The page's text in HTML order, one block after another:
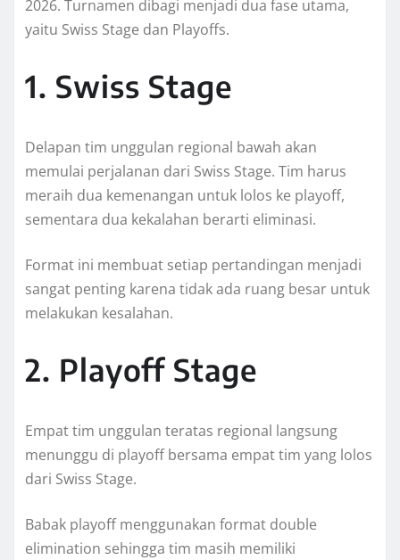
2026. Turnamen dibagi menjadi dua fase utama,
yaitu Swiss Stage dan Playoffs.
1. Swiss Stage
Delapan tim unggulan regional bawah akan
memulai perjalanan dari Swiss Stage. Tim harus
meraih dua kemenangan untuk lolos ke playoff,
sementara dua kekalahan berarti eliminasi.
Format ini membuat setiap pertandingan menjadi
sangat penting karena tidak ada ruang besar untuk
melakukan kesalahan.
2. Playoff Stage
Empat tim unggulan teratas regional langsung
menunggu di playoff bersama empat tim yang lolos
dari Swiss Stage.
Babak playoff menggunakan format double
elimination sehingga tim masih memiliki